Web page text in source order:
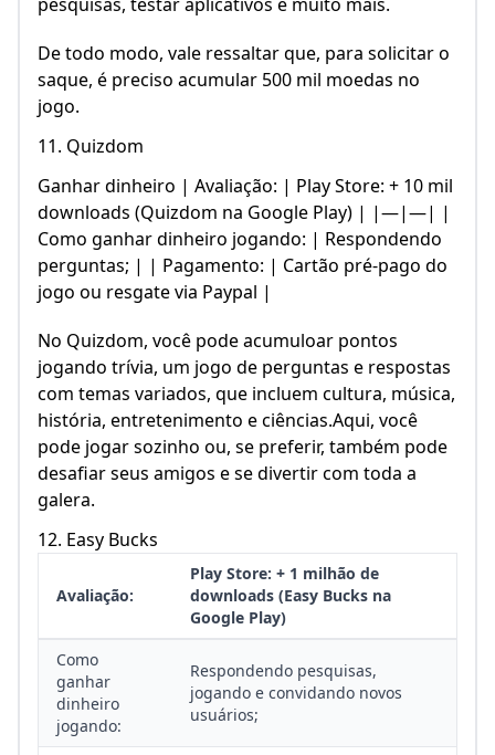
De todo modo, vale ressaltar que, para solicitar o
saque, é preciso acumular 500 mil moedas no
jogo.
11. Quizdom
Ganhar dinheiro | Avaliação: | Play Store: + 10 mil
downloads (Quizdom na Google Play) | |—|—| |
Como ganhar dinheiro jogando: | Respondendo
perguntas; | | Pagamento: | Cartão pré-pago do
jogo ou resgate via Paypal |
No Quizdom, você pode acumuloar pontos
jogando trívia, um jogo de perguntas e respostas
com temas variados, que incluem cultura, música,
história, entretenimento e ciências.Aqui, você
pode jogar sozinho ou, se preferir, também pode
desafiar seus amigos e se divertir com toda a
galera.
12. Easy Bucks
Avaliação:
Play Store: + 1 milhão de
downloads (Easy Bucks na
Google Play)
Como
ganhar
dinheiro
jogando:
Respondendo pesquisas,
jogando e convidando novos
usuários;